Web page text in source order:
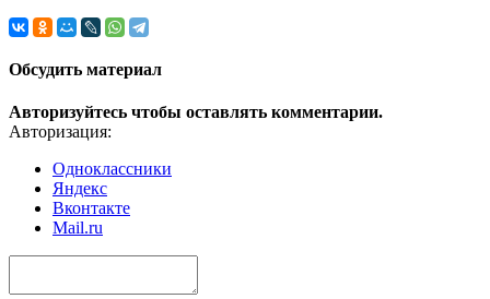
Обсудить материал
Авторизуйтесь чтобы оставлять комментарии.
Авторизация:
Одноклассники
Яндекс
Вконтакте
Mail.ru